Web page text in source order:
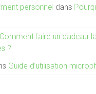
personnel dans
Comment faire un cadeau
?
Guide d’utilisation